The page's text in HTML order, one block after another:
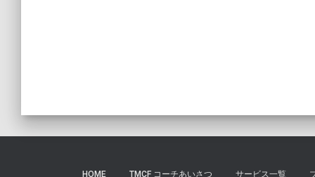
HOME TMCF コーチあいさつ サービス一覧